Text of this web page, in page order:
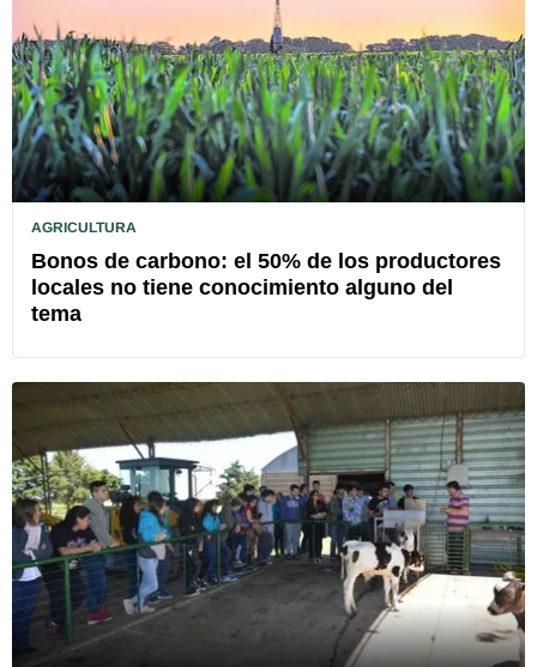
AGRICULTURA
Bonos de carbono: el 50% de los productores
locales no tiene conocimiento alguno del
tema